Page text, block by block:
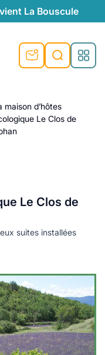
La Bouscule
maison d’hôtes
Le Clos de
Le Clos de
suites installées